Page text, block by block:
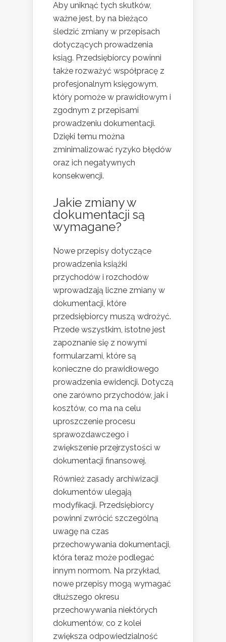
Aby uniknąć tych skutków,
ważne jest, by na bieżąco
śledzić zmiany w przepisach
dotyczących prowadzenia
ksiąg. Przedsiębiorcy powinni
także rozważyć współpracę z
profesjonalnym księgowym,
który pomoże w prawidłowym i
zgodnym z przepisami
prowadzeniu dokumentacji.
Dzięki temu można
zminimalizować ryzyko błędów
oraz ich negatywnych
konsekwencji.
Jakie zmiany w
dokumentacji są
wymagane?
Nowe przepisy dotyczące
prowadzenia książki
przychodów i rozchodów
wprowadzają liczne zmiany w
dokumentacji, które
przedsiębiorcy muszą wdrożyć.
Przede wszystkim, istotne jest
zapoznanie się z nowymi
formularzami, które są
konieczne do prawidłowego
prowadzenia ewidencji. Dotyczą
one zarówno przychodów, jak i
kosztów, co ma na celu
uproszczenie procesu
sprawozdawczego i
zwiększenie przejrzystości w
dokumentacji finansowej.
Również zasady archiwizacji
dokumentów ulegają
modyfikacji. Przedsiębiorcy
powinni zwrócić szczególną
uwagę na czas
przechowywania dokumentacji,
która teraz może podlegać
innym normom. Na przykład,
nowe przepisy mogą wymagać
dłuższego okresu
przechowywania niektórych
dokumentów, co z kolei
zwiększa odpowiedzialność